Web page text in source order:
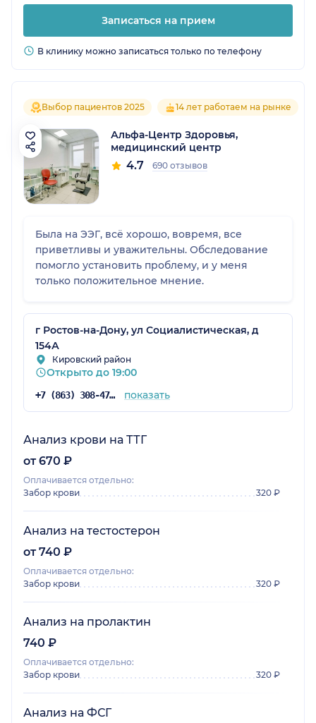
Записаться на прием
В клинику можно записаться только по телефону
Выбор пациентов 2025 14 лет работаем на рынке
Альфа-Центр Здоровья,
медицинский центр
4.7 690 отзывов
Была на ЭЭГ, всё хорошо, вовремя, все
приветливы и уважительны. Обследование
помогло установить проблему, и у меня
только положительное мнение.
г Ростов-на-Дону, ул Социалистическая, д
154А
Кировский район
Открыто до 19:00
+7 (863) 308-47-39 показать
Анализ крови на ТТГ
от 670 ₽
Оплачивается отдельно:
Забор крови
320 ₽
Анализ на тестостерон
от 740 ₽
Оплачивается отдельно:
Забор крови
320 ₽
Анализ на пролактин
740 ₽
Оплачивается отдельно:
Забор крови
320 ₽
Анализ на ФСГ